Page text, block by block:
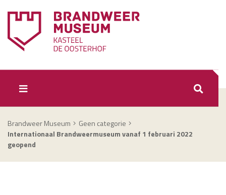
ZOEKEN
Brandweer Museum
Geen categorie
Internationaal Brandweermuseum vanaf 1 februari 2022
geopend